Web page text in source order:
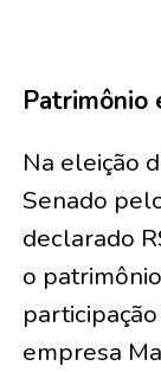
Patrimônio
Na eleição
Senado
declarado
o
empresa